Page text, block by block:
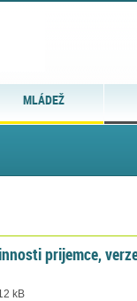
MLÁDEŽ
prijemce,
kB